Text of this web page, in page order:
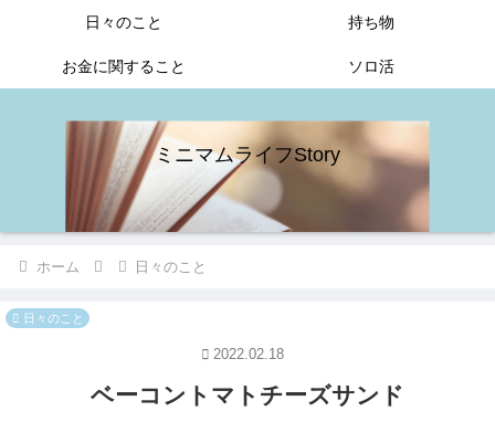
ミニマムライフStory
日々のこと 持ち物
お金に関すること ソロ活
ホーム 日々のこと
日々のこと
ベーコントマトチーズサンド
2022.02.18